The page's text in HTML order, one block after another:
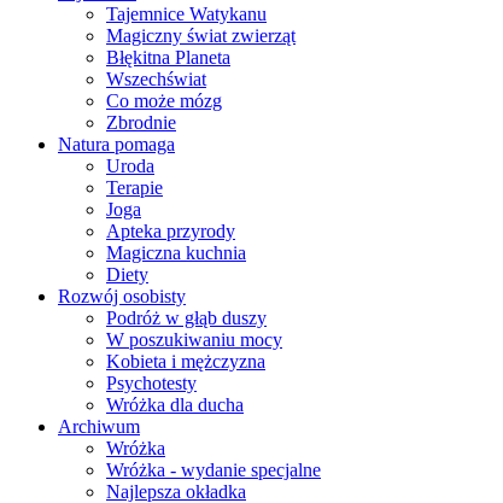
Tajemnice Watykanu
Magiczny świat zwierząt
Błękitna Planeta
Wszechświat
Co może mózg
Zbrodnie
Natura pomaga
Uroda
Terapie
Joga
Apteka przyrody
Magiczna kuchnia
Diety
Rozwój osobisty
Podróż w głąb duszy
W poszukiwaniu mocy
Kobieta i mężczyzna
Psychotesty
Wróżka dla ducha
Archiwum
Wróżka
Wróżka - wydanie specjalne
Najlepsza okładka